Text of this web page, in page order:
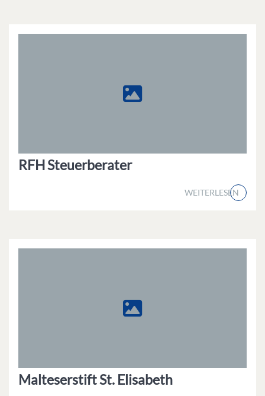
RFH Steuerberater
WEITERLESEN
Malteserstift St. Elisabeth